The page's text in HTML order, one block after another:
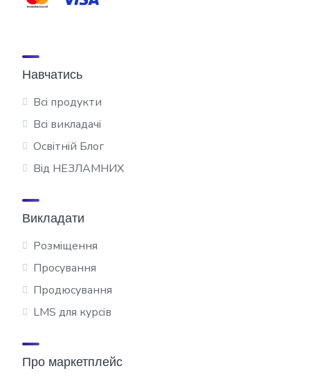
Навчатись
Всі продукти
Всі викладачі
Освітній Блог
Від НЕЗЛАМНИХ
Викладати
Розміщення
Просування
Продюсування
LMS для курсів
Про маркетплейс